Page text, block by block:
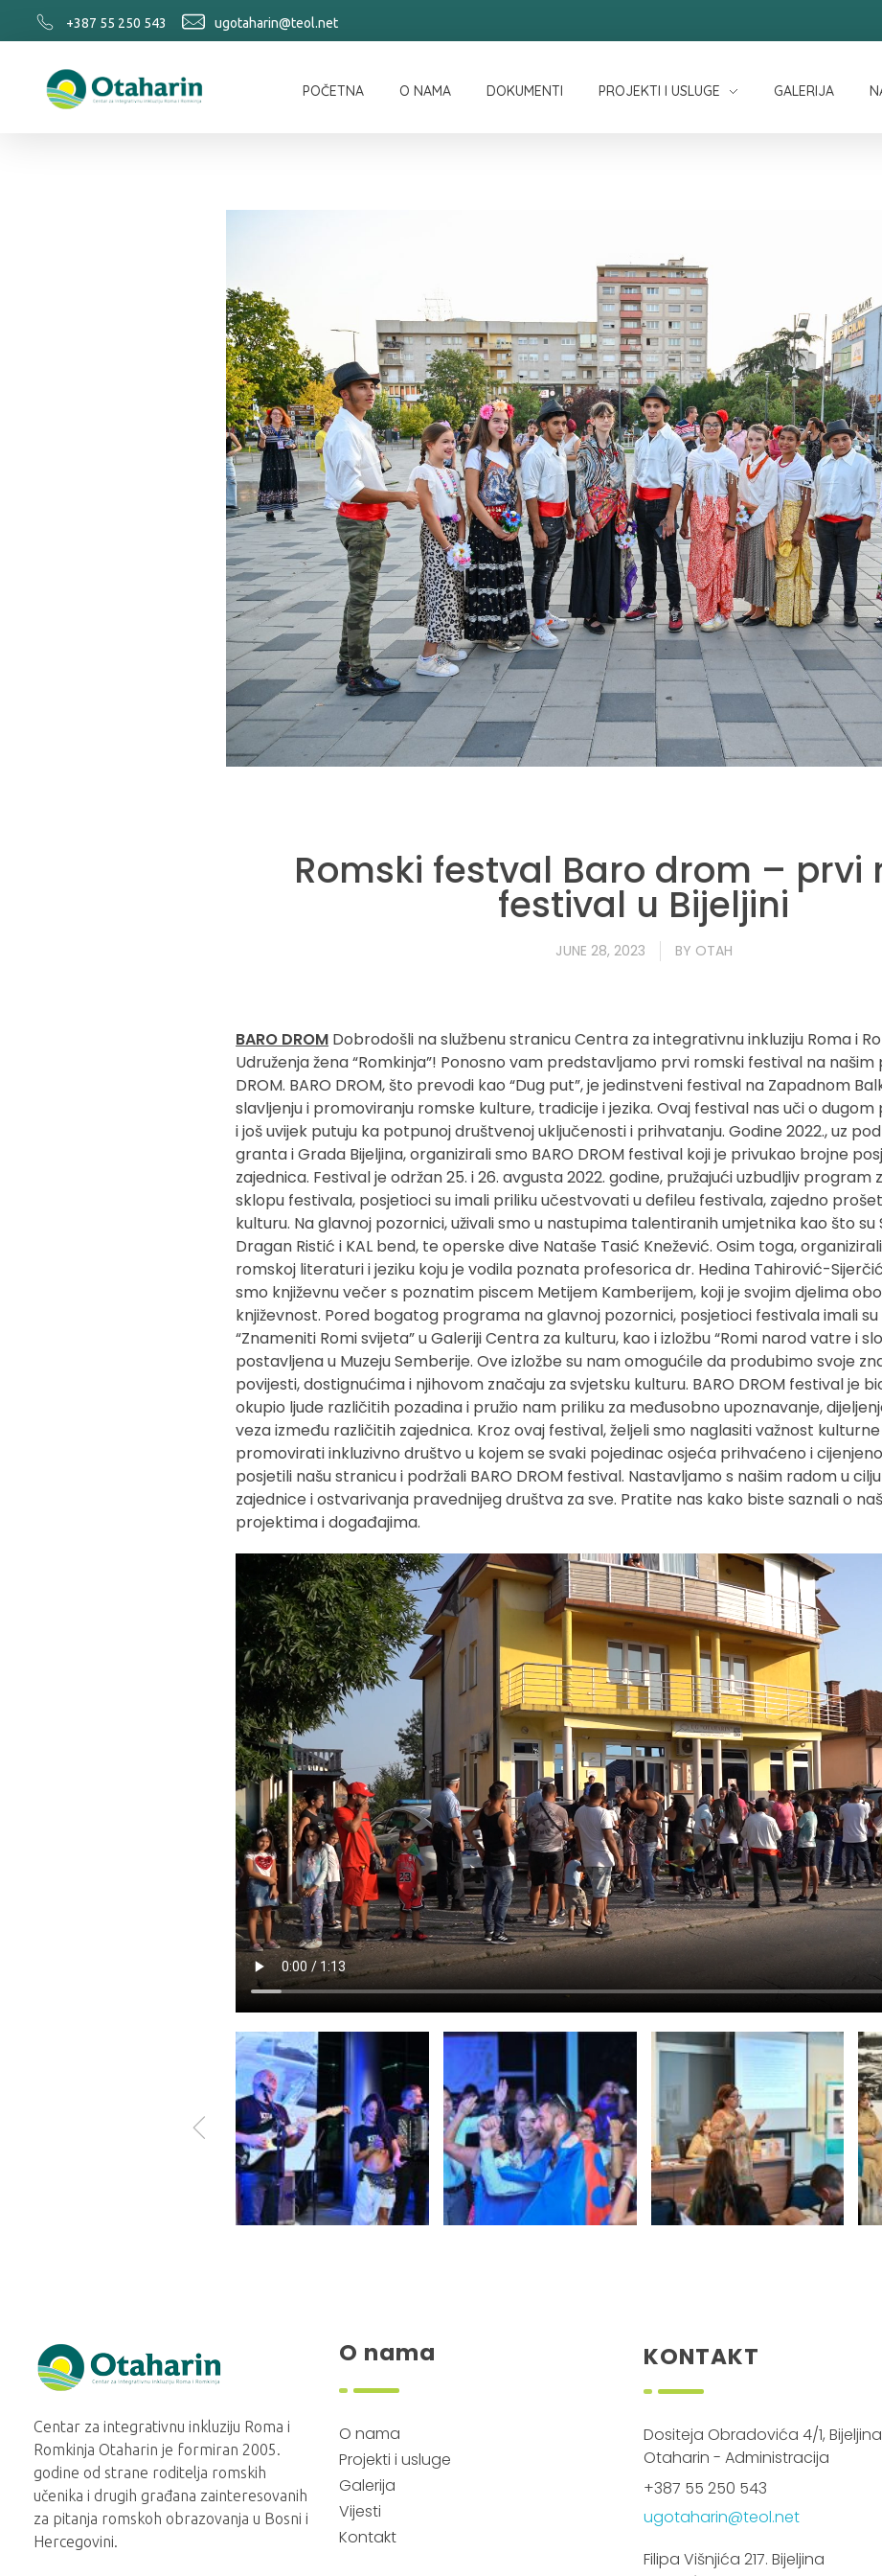
+387 55 250 543 ugotaharin@teol.net
POČETNA O NAMA DOKUMENTI PROJEKTI I USLUGE GALERIJA
Romski festval Baro drom – prvi
festival u Bijeljini
JUNE 28, 2023 BY OTAH
BARO DROM Dobrodošli na službenu stranicu Centra za integrativnu inkluziju Roma i
Udruženja žena “Romkinja”! Ponosno vam predstavljamo prvi romski festival na našim
DROM. BARO DROM, što prevodi kao “Dug put”, je jedinstveni festival na Zapadnom
slavljenju i promoviranju romske kulture, tradicije i jezika. Ovaj festival nas uči o dugom
i još uvijek putuju ka potpunoj društvenoj uključenosti i prihvatanju. Godine 2022., uz
granta i Grada Bijeljina, organizirali smo BARO DROM festival koji je privukao brojne
zajednica. Festival je održan 25. i 26. avgusta 2022. godine, pružajući uzbudljiv program
sklopu festivala, posjetioci su imali priliku učestvovati u defileu festivala, zajedno
kulturu. Na glavnoj pozornici, uživali smo u nastupima talentiranih umjetnika kao što su
Dragan Ristić i KAL bend, te operske dive Nataše Tasić Knežević. Osim toga,
romskoj literaturi i jeziku koju je vodila poznata profesorica dr. Hedina Tahirović-
smo književnu večer s poznatim piscem Metijem Kamberijem, koji je svojim djelima
književnost. Pored bogatog programa na glavnoj pozornici, posjetioci festivala imali
“Znameniti Romi svijeta” u Galeriji Centra za kulturu, kao i izložbu “Romi narod vatre i
postavljena u Muzeju Semberije. Ove izložbe su nam omogućile da produbimo svoje
povijesti, dostignućima i njihovom značaju za svjetsku kulturu. BARO DROM festival je
okupio ljude različitih pozadina i pružio nam priliku za međusobno upoznavanje,
veza između različitih zajednica. Kroz ovaj festival, željeli smo naglasiti važnost
promovirati inkluzivno društvo u kojem se svaki pojedinac osjeća prihvaćeno i
posjetili našu stranicu i podržali BARO DROM festival. Nastavljamo s našim radom u
zajednice i ostvarivanja pravednijeg društva za sve. Pratite nas kako biste saznali o
projektima i događajima.
Centar za integrativnu inkluziju Roma i
Romkinja Otaharin je formiran 2005.
godine od strane roditelja romskih
učenika i drugih građana zainteresovanih
za pitanja romskoh obrazovanja u Bosni i
Hercegovini.
O nama
O nama
Projekti i usluge
Galerija
Vijesti
Kontakt
KONTAKT
Dositeja Obradovića 4/1,
Otaharin - Administracija
+387 55 250 543
ugotaharin@teol.net
Filipa Višnjića 217. Bijeljina